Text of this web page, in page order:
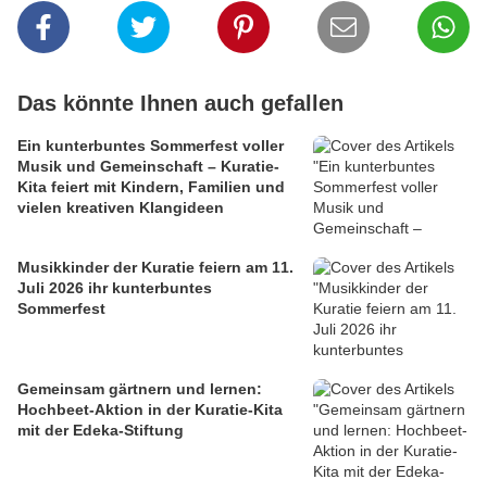
Das könnte Ihnen auch gefallen
Ein kunterbuntes Sommerfest voller
Musik und Gemeinschaft – Kuratie-
Kita feiert mit Kindern, Familien und
vielen kreativen Klangideen
Musikkinder der Kuratie feiern am 11.
Juli 2026 ihr kunterbuntes
Sommerfest
Gemeinsam gärtnern und lernen:
Hochbeet-Aktion in der Kuratie-Kita
mit der Edeka-Stiftung